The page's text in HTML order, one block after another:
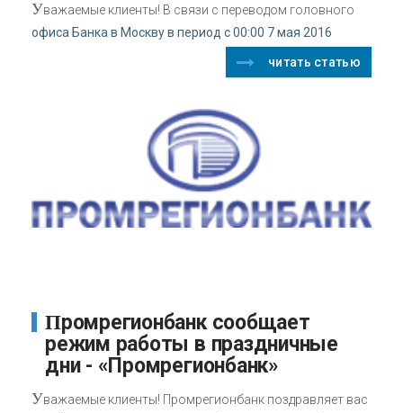
Уважаемые клиенты! В связи с переводом головного
офиса Банка в Москву в период с 00:00 7 мая 2016
читать статью
Промрегионбанк сообщает
режим работы в праздничные
дни - «Промрегионбанк»
Уважаемые клиенты! Промрегионбанк поздравляет вас